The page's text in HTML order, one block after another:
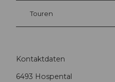
Touren
Kontaktdaten
6493 Hospental